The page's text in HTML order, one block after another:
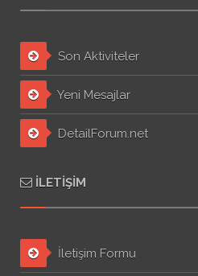
Son Aktiviteler
Yeni Mesajlar
DetailForum.net
İLETIŞIM
İletişim Formu